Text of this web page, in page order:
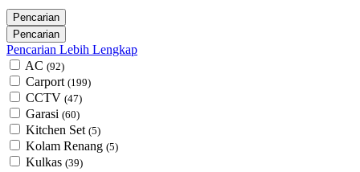
Pencarian Lebih Lengkap
AC (92)
Carport (199)
CCTV (47)
Garasi (60)
Kitchen Set (5)
Kolam Renang (5)
Kulkas (39)